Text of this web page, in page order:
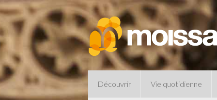
Découvrir Vie quotidienne